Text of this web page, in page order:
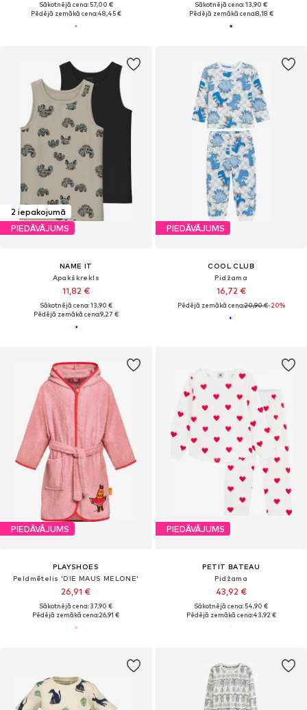
Sākotnējā cena: 57,00 €
Pēdējā zemākā cena:48,45 €
Sākotnējā cena: 13,90 €
Pēdējā zemākā cena:8,18 €
2 iepakojumā
PIEDĀVĀJUMS
NAME IT
Apakškrekls
11,82 €
Sākotnējā cena: 13,90 €
Pēdējā zemākā cena:9,27 €
PIEDĀVĀJUMS
COOL CLUB
Pidžama
16,72 €
Pēdējā zemākā cena:20,90 €-20%
PIEDĀVĀJUMS
PLAYSHOES
Peldmētelis 'DIE MAUS MELONE'
26,91 €
Sākotnējā cena: 37,90 €
Pēdējā zemākā cena:26,91 €
PIEDĀVĀJUMS
PETIT BATEAU
Pidžama
43,92 €
Sākotnējā cena: 54,90 €
Pēdējā zemākā cena:43,92 €